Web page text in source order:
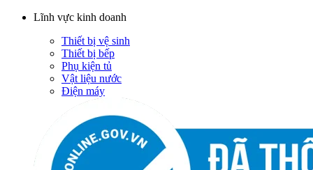
Lĩnh vực kinh doanh
Thiết bị vệ sinh
Thiết bị bếp
Phụ kiện tủ
Vật liệu nước
Điện máy